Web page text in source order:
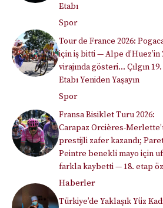
Etabı
Spor
Tour de France 2026:
için iş bitti — Alpe d’Huez’in
virajında gösteri… Çılgın 19.
Etabı Yeniden Yaşayın
Spor
Fransa Bisiklet Turu 2026:
Carapaz Orcières-
prestijli zafer kazandı;
Peintre benekli mayo için
farkla kaybetti — 18. etap
Haberler
Türkiye’de Yaklaşık Yüz